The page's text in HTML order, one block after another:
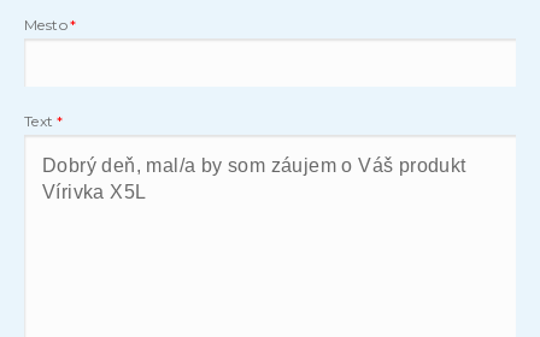
Mesto
Text